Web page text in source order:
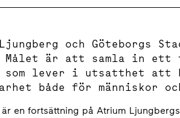
och Göteborgs
Målet är att samla in ett
som lever i utsatthet
både för människor
en fortsättning på Atrium